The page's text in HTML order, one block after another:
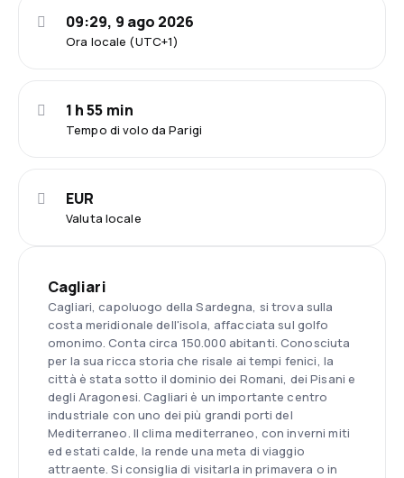
Ora locale (UTC+1)
09:29, 9 ago 2026
Tempo di volo da Parigi
1 h 55 min
Valuta locale
EUR
Cagliari
Cagliari, capoluogo della Sardegna, si trova sulla
costa meridionale dell'isola, affacciata sul golfo
omonimo. Conta circa 150.000 abitanti. Conosciuta
per la sua ricca storia che risale ai tempi fenici, la
città è stata sotto il dominio dei Romani, dei Pisani e
degli Aragonesi. Cagliari è un importante centro
industriale con uno dei più grandi porti del
Mediterraneo. Il clima mediterraneo, con inverni miti
ed estati calde, la rende una meta di viaggio
attraente. Si consiglia di visitarla in primavera o in